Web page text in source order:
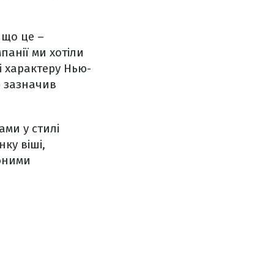
що це –
ми хотіли
характеру Нью-
зазначив
у стилі
віші,